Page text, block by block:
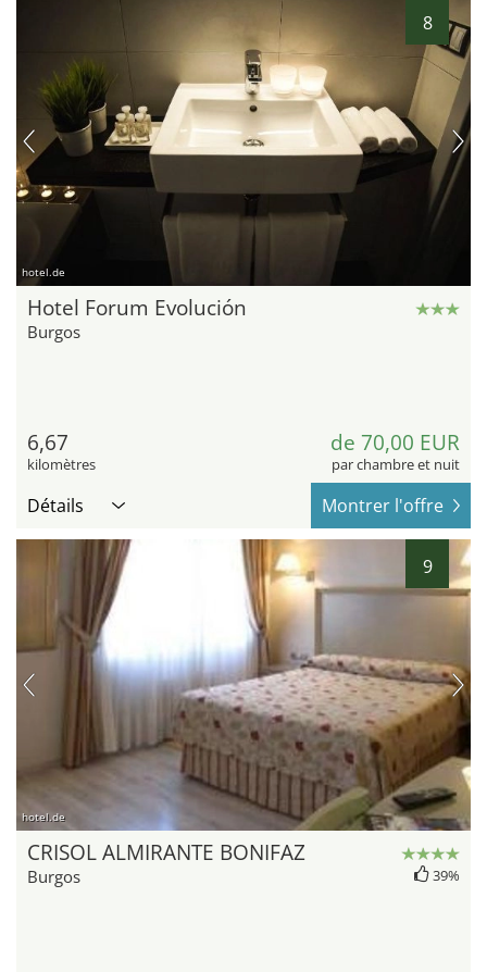
8
hotel.de
Hotel Forum Evolución
Burgos
6,67
kilomètres
de 70,00 EUR
par chambre et nuit
Détails Montrer l'offre
9
hotel.de
CRISOL ALMIRANTE BONIFAZ
Burgos 39%